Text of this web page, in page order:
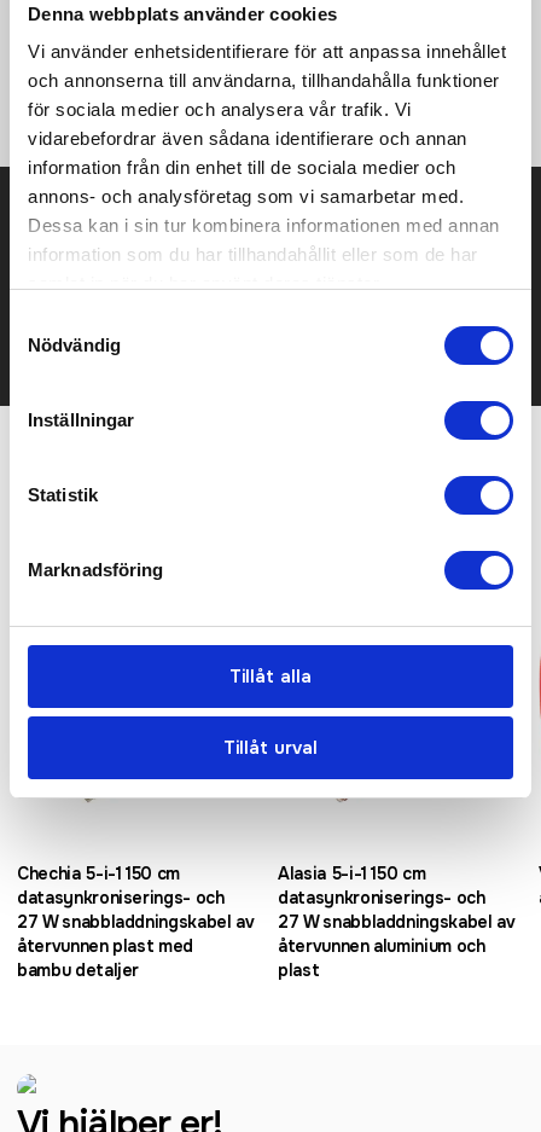
Denna webbplats använder cookies
Vi använder enhetsidentifierare för att anpassa innehållet
och annonserna till användarna, tillhandahålla funktioner
för sociala medier och analysera vår trafik. Vi
vidarebefordrar även sådana identifierare och annan
information från din enhet till de sociala medier och
annons- och analysföretag som vi samarbetar med.
Dessa kan i sin tur kombinera informationen med annan
information som du har tillhandahållit eller som de har
Nödvändig
Inställningar
Statistik
Marknadsföring
Tillåt alla
Tillåt urval
utgångskontakt. USB-A till USB-C ger en uteffekt på max 27
W, och alla andra anslutningsalternativ max 15 W. Kompatibel
med både CarPlay och Android Auto. Oavsett om du är hemma,
på kontoret eller resande fot levererar kabeln Citala prestanda
och stil i ett kompakt paket. Kabellängd: 150 cm.
Prisuppgift på mailen?
Kontakta oss här för att få förslag på produkt och pris över
Relaterade produkter
Chechia 5-i-1 150 cm
datasynkroniserings- och
27 W snabbladdningskabel av
återvunnen plast med
bambu detaljer
Alasia 5-i-1 150 cm
datasynkroniserings- och
27 W snabbladdningskabel av
återvunnen aluminium och
plast